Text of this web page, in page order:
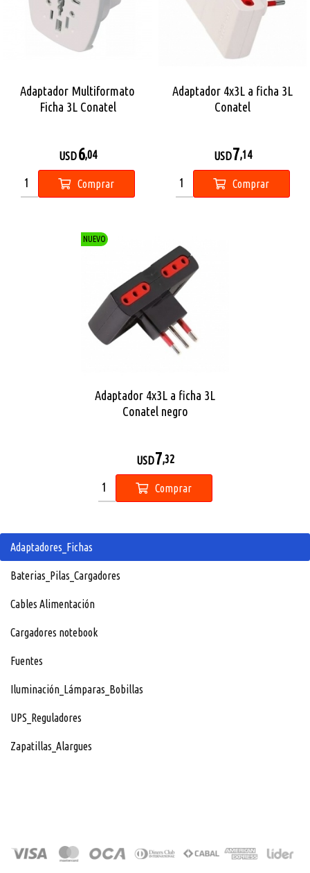
Adaptadores_Fichas
Baterias_Pilas_Cargadores
Cables Alimentación
Cargadores notebook
Fuentes
Iluminación_Lámparas_Bobillas
UPS_Reguladores
Zapatillas_Alargues
Adaptador Multiformato
Ficha 3L Conatel
USD6,04
Comprar
Adaptador 4x3L a ficha 3L
Conatel
USD7,14
Comprar
NUEVO
Adaptador 4x3L a ficha 3L
Conatel negro
USD7,32
Comprar